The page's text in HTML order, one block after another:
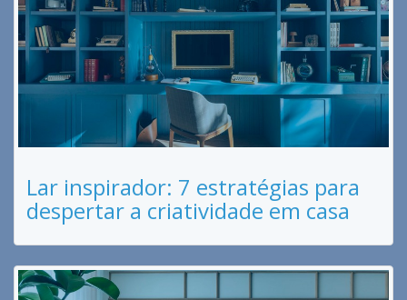
Lar inspirador: 7 estratégias para
despertar a criatividade em casa